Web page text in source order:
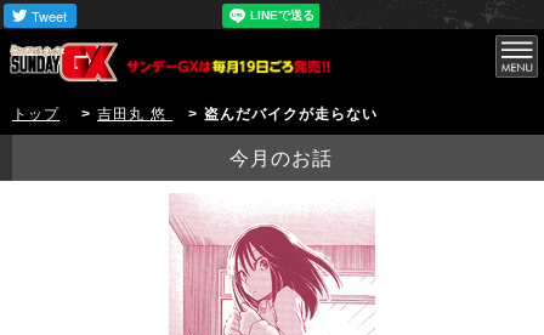
トップ > 吉田丸 悠 > 盗んだバイクが走らない
今月のお話